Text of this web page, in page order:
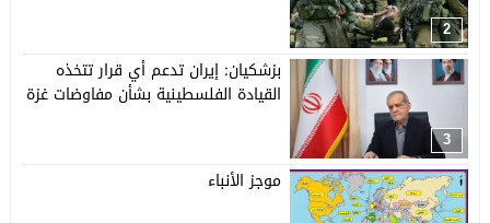
2
3
بزشكيان: إيران تدعم أي قرار تتخذه
القيادة الفلسطينية بشأن مفاوضات غزة
موجز الأنباء